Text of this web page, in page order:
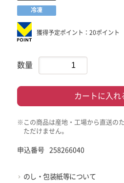
冷凍
獲得予定ポイント：20ポイント
数量
カートに入れ
※この商品は産地・工場から直送の
ただけません。
申込番号 258266040
のし・包装紙等について